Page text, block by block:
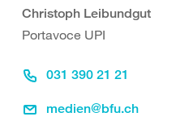
Christoph Leibundgut
Portavoce UPI
031 390 21 21
medien@bfu.ch